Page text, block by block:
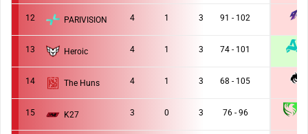
12 PARIVISION 4 1 3 91 - 102
13 Heroic 4 1 3 74 - 101
14 The Huns 4 1 3 68 - 105
15 K27 3 0 3 76 - 96